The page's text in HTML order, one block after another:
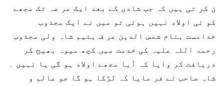
ن کر تی ہیں کہ جب شادی کے بعد ایک عر صہ تک مجھے
کو ئی اولاد نہیں ہوئی تو میں نے ایک مجذوب
خدامست بنام شمس الدین عر ف یتیم شاہ ولی مجذوب
رحمۃ اللہ علیہ کی خدمت میں کچھ میوہ بھیج کر
دریافت کر وایا کہ آیا مجھے اولاد ہو گی یا نہیں ۔
شاہ صاحب نے فر مایا کہ لڑکا ہو گا جو عالم و